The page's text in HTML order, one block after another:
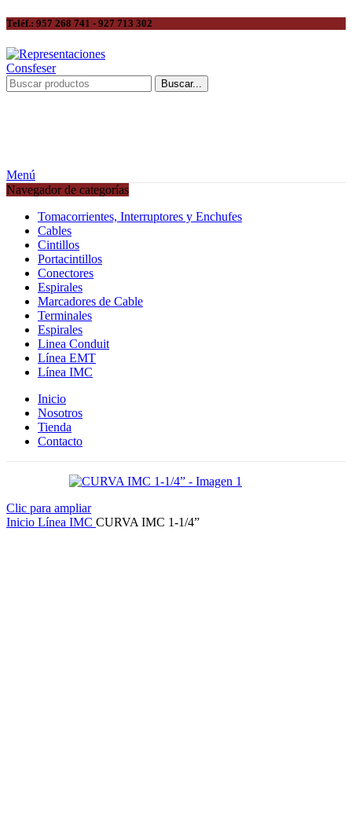
Teléf.: 957 268 741 - 927 713 302
Buscar...
Menú
Navegador de categorías
Tomacorrientes, Interruptores y Enchufes
Cables
Cintillos
Portacintillos
Conectores
Espirales
Marcadores de Cable
Terminales
Espirales
Linea Conduit
Línea EMT
Línea IMC
Inicio
Nosotros
Tienda
Contacto
Clic para ampliar
Inicio Línea IMC CURVA IMC 1-1/4”